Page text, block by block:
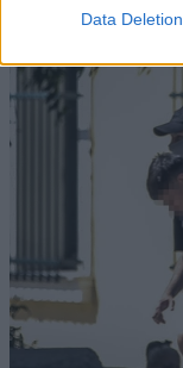
Data Deletion
TRENDING